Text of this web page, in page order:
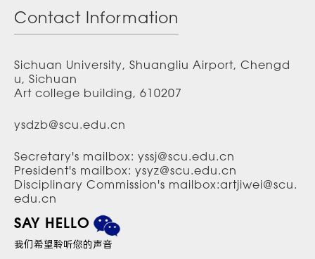
Contact Information
Sichuan University, Shuangliu Airport, Chengd
u, Sichuan
Art college building, 610207
ysdzb@scu.edu.cn
Secretary's mailbox: yssj@scu.edu.cn
President's mailbox: ysyz@scu.edu.cn
Disciplinary Commission's mailbox:artjiwei@scu.
edu.cn
SAY HELLO
我们希望聆听您的声音